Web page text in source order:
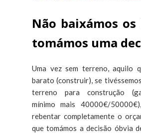
Não baixámos os
tomámos uma
Uma vez sem terreno, aquilo
barato (construir), se
terreno para construção
mínimo mais 40000€/
rebentar completamente o
que tomámos a decisão óbvia